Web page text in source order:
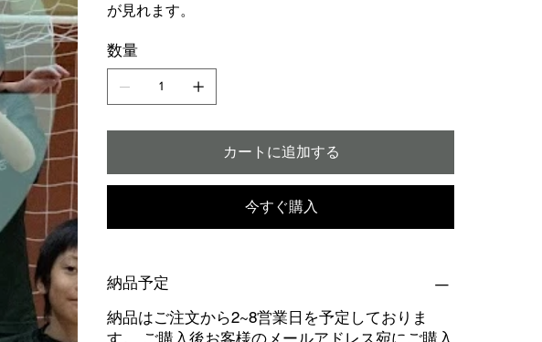
が見れます。
数量
カートに追加する
今すぐ購入
納品予定
納品はご注文から2~8営業日を予定しておりま
す。 ご購入後お客様のメールアドレス宛にご購入